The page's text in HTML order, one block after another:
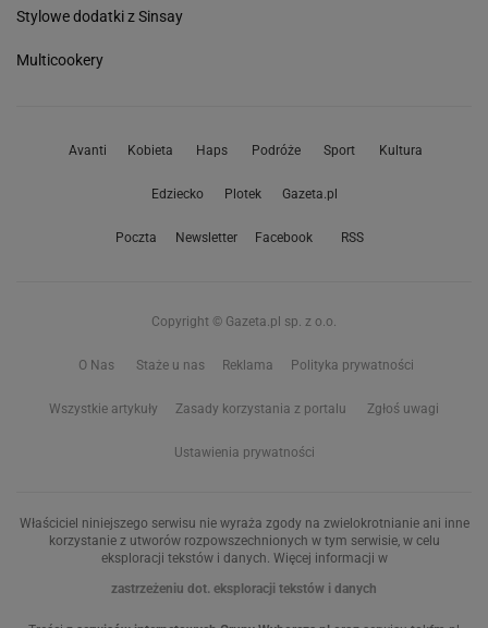
Stylowe dodatki z Sinsay
Multicookery
Avanti Kobieta Haps Podróże Sport Kultura
Edziecko Plotek Gazeta.pl
Poczta Newsletter Facebook RSS
Copyright © Gazeta.pl sp. z o.o.
O Nas Staże u nas Reklama Polityka prywatności
Wszystkie artykuły Zasady korzystania z portalu Zgłoś uwagi
Ustawienia prywatności
Właściciel niniejszego serwisu nie wyraża zgody na zwielokrotnianie ani inne
korzystanie z utworów rozpowszechnionych w tym serwisie, w celu
eksploracji tekstów i danych. Więcej informacji w
zastrzeżeniu dot. eksploracji tekstów i danych